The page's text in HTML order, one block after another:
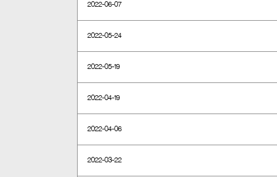
2022-06-07
2022-05-24
2022-05-19
2022-04-19
2022-04-06
2022-03-22